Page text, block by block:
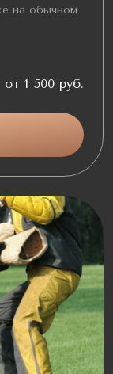
на обычном
от 1 500 руб.